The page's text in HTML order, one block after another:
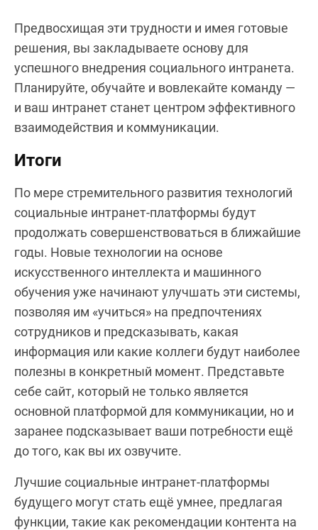
Предвосхищая эти трудности и имея готовые
решения, вы закладываете основу для
успешного внедрения социального интранета.
Планируйте, обучайте и вовлекайте команду —
и ваш интранет станет центром эффективного
взаимодействия и коммуникации.
Итоги
По мере стремительного развития технологий
социальные интранет-платформы будут
продолжать совершенствоваться в ближайшие
годы. Новые технологии на основе
искусственного интеллекта и машинного
обучения уже начинают улучшать эти системы,
позволяя им «учиться» на предпочтениях
сотрудников и предсказывать, какая
информация или какие коллеги будут наиболее
полезны в конкретный момент. Представьте
себе сайт, который не только является
основной платформой для коммуникации, но и
заранее подсказывает ваши потребности ещё
до того, как вы их озвучите.
Лучшие социальные интранет-платформы
будущего могут стать ещё умнее, предлагая
функции, такие как рекомендации контента на